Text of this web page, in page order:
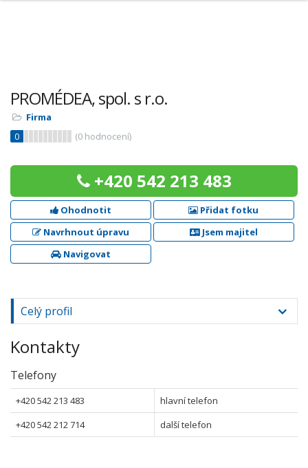
PROMÉDEA, spol. s r.o.
Firma
0
(0 hodnocení)
+420 542 213 483
Ohodnotit
Přidat fotku
Navrhnout úpravu
Jsem majitel
Navigovat
Celý profil
Kontakty
Telefony
+420 542 213 483
hlavní telefon
+420 542 212 714
další telefon